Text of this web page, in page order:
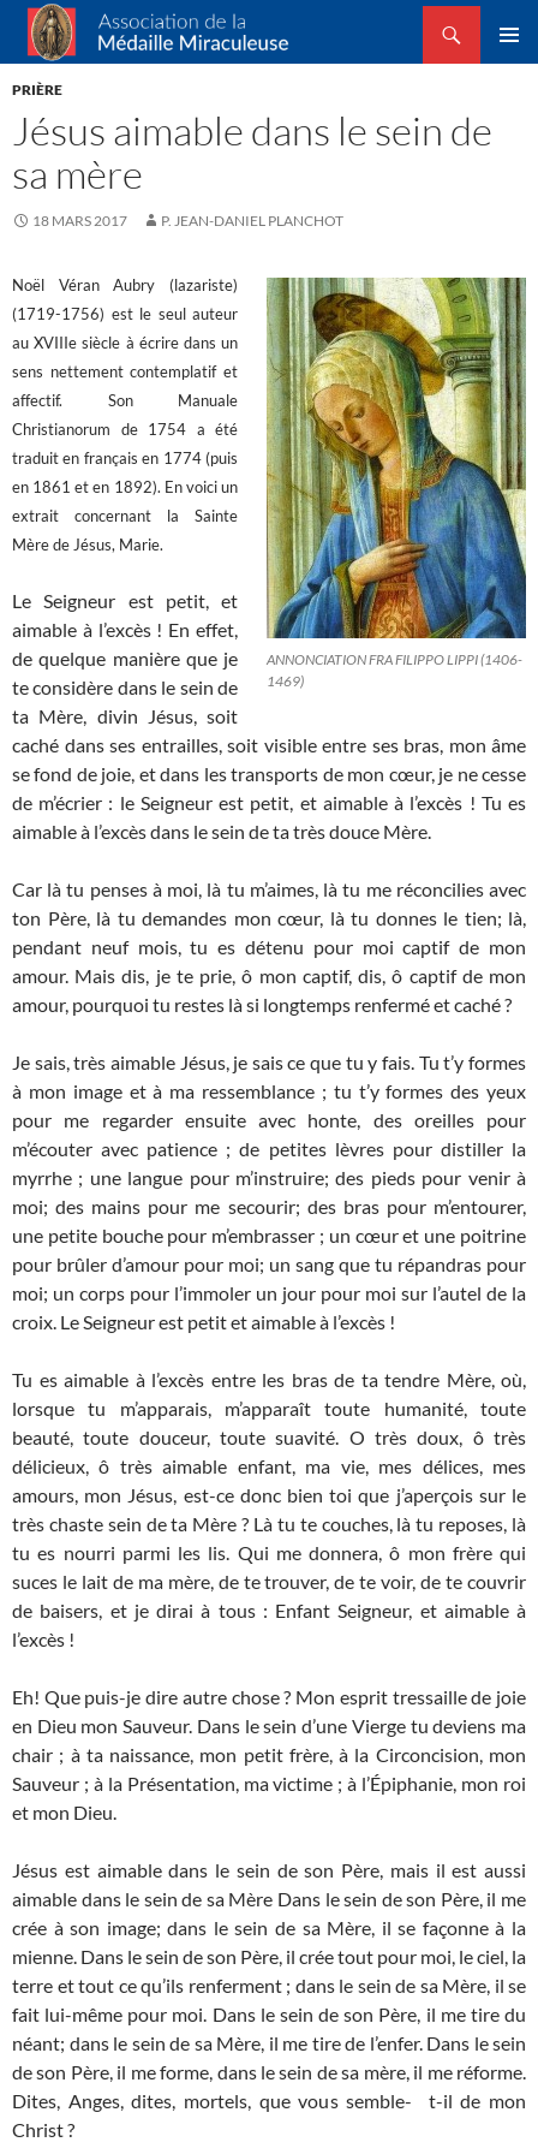
Association de la Médaille Miraculeuse
Recherche
ALLER
PRIÈRE
Jésus aimable dans le sein de
sa mère
18 MARS 2017 P. JEAN-DANIEL PLANCHOT
ANNONCIATION FRA FILIPPO LIPPI (1406-
1469)
Noël Véran Aubry (lazariste)
(1719-1756) est le seul auteur
au XVIIIe siècle à écrire dans un
sens nettement contemplatif et
affectif. Son Manuale
Christianorum de 1754 a été
traduit en français en 1774 (puis
en 1861 et en 1892). En voici un
extrait concernant la Sainte
Mère de Jésus, Marie.
Le Seigneur est petit, et
aimable à l’excès ! En effet,
de quelque manière que je
te considère dans le sein de
ta Mère, divin Jésus, soit
caché dans ses entrailles, soit visible entre ses bras, mon âme
se fond de joie, et dans les transports de mon cœur, je ne cesse
de m’écrier : le Seigneur est petit, et aimable à l’excès ! Tu es
aimable à l’excès dans le sein de ta très douce Mère.
Car là tu penses à moi, là tu m’aimes, là tu me réconcilies avec
ton Père, là tu demandes mon cœur, là tu donnes le tien; là,
pendant neuf mois, tu es détenu pour moi captif de mon
amour. Mais dis, je te prie, ô mon captif, dis, ô captif de mon
amour, pourquoi tu restes là si longtemps renfermé et caché ?
Je sais, très aimable Jésus, je sais ce que tu y fais. Tu t’y formes
à mon image et à ma ressemblance ; tu t’y formes des yeux
pour me regarder ensuite avec honte, des oreilles pour
m’écouter avec patience ; de petites lèvres pour distiller la
myrrhe ; une langue pour m’instruire; des pieds pour venir à
moi; des mains pour me secourir; des bras pour m’entourer,
une petite bouche pour m’embrasser ; un cœur et une poitrine
pour brûler d’amour pour moi; un sang que tu répandras pour
moi; un corps pour l’immoler un jour pour moi sur l’autel de la
croix. Le Seigneur est petit et aimable à l’excès !
Tu es aimable à l’excès entre les bras de ta tendre Mère, où,
lorsque tu m’apparais, m’apparaît toute humanité, toute
beauté, toute douceur, toute suavité. O très doux, ô très
délicieux, ô très aimable enfant, ma vie, mes délices, mes
amours, mon Jésus, est-ce donc bien toi que j’aperçois sur le
très chaste sein de ta Mère ? Là tu te couches, là tu reposes, là
tu es nourri parmi les lis. Qui me donnera, ô mon frère qui
suces le lait de ma mère, de te trouver, de te voir, de te couvrir
de baisers, et je dirai à tous : Enfant Seigneur, et aimable à
l’excès !
Eh! Que puis-je dire autre chose ? Mon esprit tressaille de joie
en Dieu mon Sauveur. Dans le sein d’une Vierge tu deviens ma
chair ; à ta naissance, mon petit frère, à la Circoncision, mon
Sauveur ; à la Présentation, ma victime ; à l’Épiphanie, mon roi
et mon Dieu.
Jésus est aimable dans le sein de son Père, mais il est aussi
aimable dans le sein de sa Mère Dans le sein de son Père, il me
crée à son image; dans le sein de sa Mère, il se façonne à la
mienne. Dans le sein de son Père, il crée tout pour moi, le ciel, la
terre et tout ce qu’ils renferment ; dans le sein de sa Mère, il se
fait lui-même pour moi. Dans le sein de son Père, il me tire du
néant; dans le sein de sa Mère, il me tire de l’enfer. Dans le sein
de son Père, il me forme, dans le sein de sa mère, il me réforme.
Dites, Anges, dites, mortels, que vous semble- t-il de mon
Christ ?